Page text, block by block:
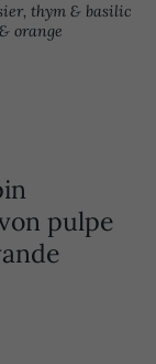
thym & basilic
orange
pulpe